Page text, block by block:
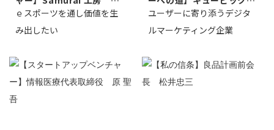
表取締...
ｅスポーツを通し価値を生
み出したい
表取締役CE...
ユーザーに寄り添うデジタ
ルマーケティング企業